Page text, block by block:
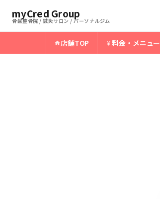
myCred Group
骨盤整骨院 / 鍼灸サロン / パーソナルジム
店舗TOP 料金・メニュー
ホーム › 新潟市中央区骨盤整骨院